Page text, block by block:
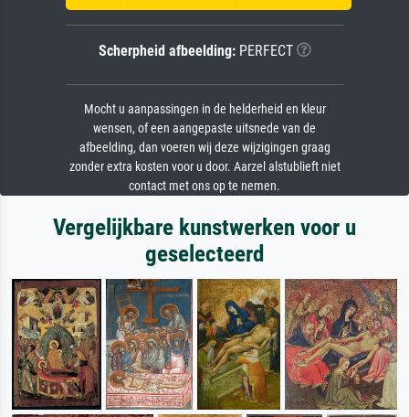
Scherpheid afbeelding:PERFECT
Mocht u aanpassingen in de helderheid en kleur
wensen, of een aangepaste uitsnede van de
afbeelding, dan voeren wij deze wijzigingen graag
zonder extra kosten voor u door. Aarzel alstublieft niet
contact met ons op te nemen.
Vergelijkbare kunstwerken voor u
geselecteerd